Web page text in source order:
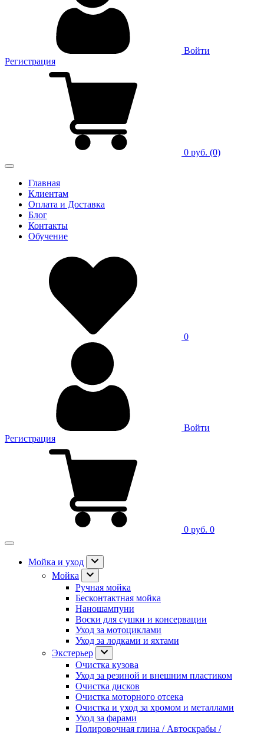
Войти
Регистрация
0 руб. (0)
Главная
Клиентам
Оплата и Доставка
Блог
Контакты
Обучение
0
Войти
Регистрация
0 руб. 0
Мойка и уход
Мойка
Ручная мойка
Бесконтактная мойка
Наношампуни
Воски для сушки и консервации
Уход за мотоциклами
Уход за лодками и яхтами
Экстерьер
Очистка кузова
Уход за резиной и внешним пластиком
Очистка дисков
Очистка моторного отсека
Очистка и уход за хромом и металлами
Уход за фарами
Полировочная глина / Автоскрабы /